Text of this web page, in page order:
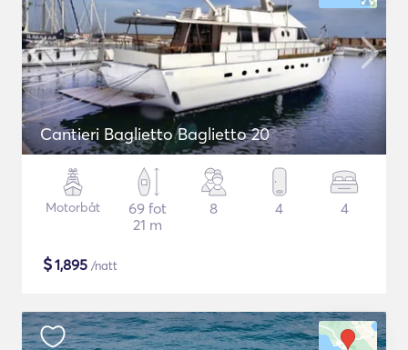
Cantieri Baglietto Baglietto 20
Motorbåt
69 fot
21 m
8 4 4
$1,895 /natt